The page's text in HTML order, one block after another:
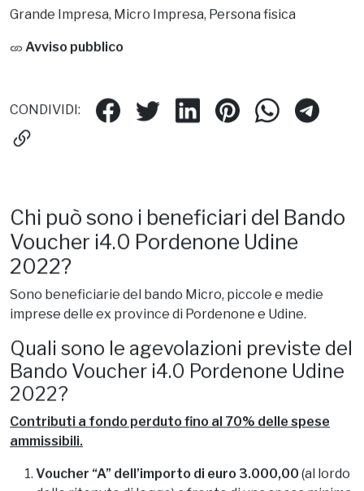
Profit, Servizi, Turismo
Beneficiari
Avviso pubblico
Chi può sono i beneficiari del Bando
Voucher i4.0 Pordenone Udine
2022?
Sono beneficiarie del bando Micro, piccole e medie
imprese delle ex province di Pordenone e Udine.
Quali sono le agevolazioni previste del
Bando Voucher i4.0 Pordenone Udine
2022?
Contributi a fondo perduto fino al 70% delle spese